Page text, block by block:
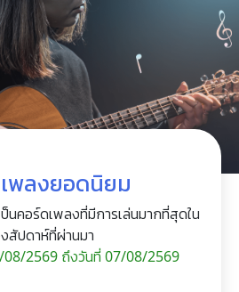
พลงยอดนิยม
นคอร์ดเพลงที่มีการเล่นมากที่สุดใน
สัปดาห์ที่ผ่านมา
2569 ถึงวันที่ 07/08/2569